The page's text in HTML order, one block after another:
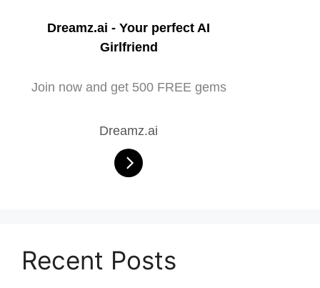
Dreamz.ai - Your perfect AI
Girlfriend
Join now and get 500 FREE gems
Dreamz.ai
Recent Posts